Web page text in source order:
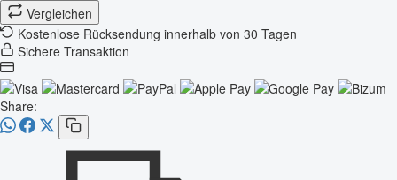
Vergleichen
Kostenlose Rücksendung innerhalb von 30 Tagen
Sichere Transaktion
Share: